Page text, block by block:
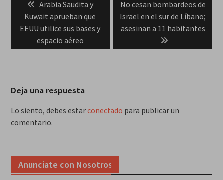
entradas
Previous
post:
Arabia Saudita y
Kuwait aprueban que
EEUU utilice sus bases y
espacio aéreo
Next
post:
No cesan bombardeos de
Israel en el sur de Líbano;
asesinan a 11 habitantes
Deja una respuesta
Lo siento, debes estarconectado para publicar un
comentario.
Anunciate con Nosotros